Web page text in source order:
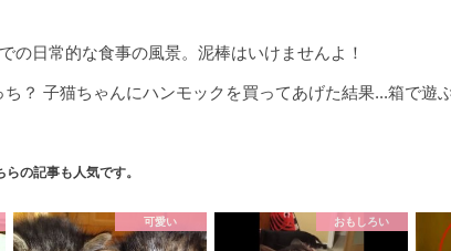
の日常的な食事の風景。泥棒はいけませんよ！
ち？ 子猫ちゃんにハンモックを買ってあげた結果...箱で遊
らの記事も人気です。
可愛い おもしろい